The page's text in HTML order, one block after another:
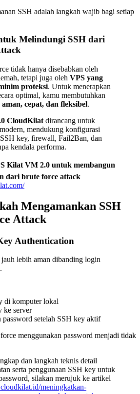
SSH adalah langkah wajib bagi setiap
Melindungi SSH dari
tidak hanya disebabkan oleh
tetapi juga oleh VPS yang
proteksi. Untuk menerapkan
optimal, kamu membutuhkan
cepat, dan fleksibel.
CloudKilat dirancang untuk
mendukung konfigurasi
key, firewall, Fail2Ban, dan
kendala performa.
Kilat VM 2.0 untuk membangun
dari brute force attack
Mengamankan SSH
Attack
Authentication
lebih aman dibanding login
di komputer lokal
ke server
setelah SSH key aktif
menggunakan password menjadi tidak
dan langkah teknis detail
serta penggunaan SSH key untuk
silakan merujuk ke artikel
meningkatkan-